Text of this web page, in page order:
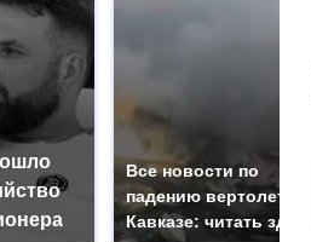
Все новости по
падению вертолета на
Кавказе: читать здесь